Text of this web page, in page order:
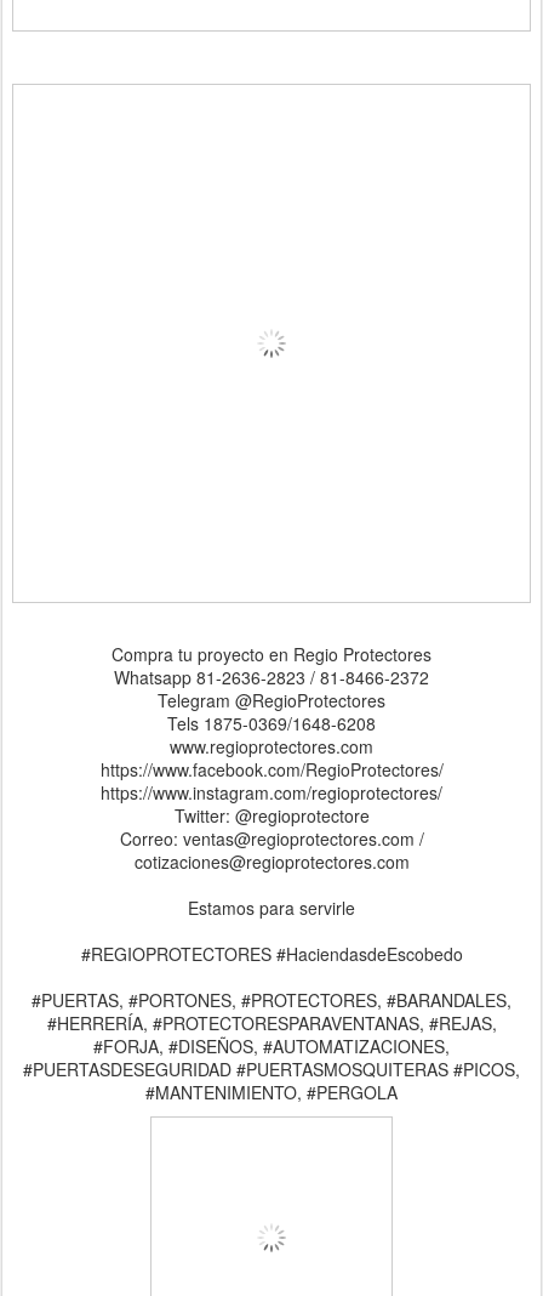
Compra tu proyecto en Regio Protectores
Whatsapp 81-2636-2823 / 81-8466-2372
Telegram @RegioProtectores
Tels 1875-0369/1648-6208
www.regioprotectores.com
https://www.facebook.com/RegioProtectores/
https://www.instagram.com/regioprotectores/
Twitter: @regioprotectore
Correo: ventas@regioprotectores.com /
cotizaciones@regioprotectores.com
Estamos para servirle
#REGIOPROTECTORES #HaciendasdeEscobedo
#PUERTAS, #PORTONES, #PROTECTORES, #BARANDALES,
#HERRERÍA, #PROTECTORESPARAVENTANAS, #REJAS,
#FORJA, #DISEÑOS, #AUTOMATIZACIONES,
#PUERTASDESEGURIDAD #PUERTASMOSQUITERAS #PICOS,
#MANTENIMIENTO, #PERGOLA